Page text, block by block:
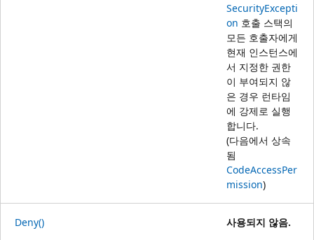
SecurityExcepti
on 호출 스택의
모든 호출자에게
현재 인스턴스에
서 지정한 권한
이 부여되지 않
은 경우 런타임
에 강제로 실행
합니다.
(다음에서 상속
됨
CodeAccessPer
mission)
Deny()
사용되지 않음.